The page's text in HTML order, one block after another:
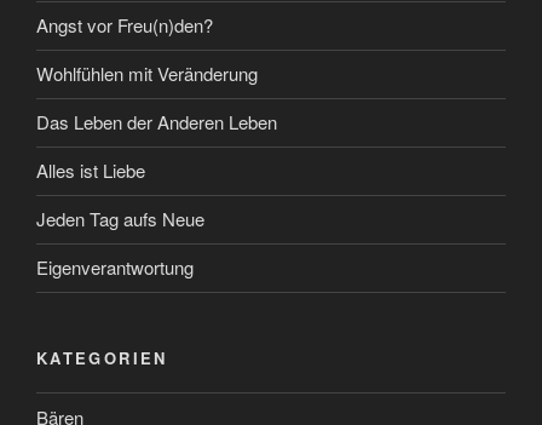
Angst vor Freu(n)den?
Wohlfühlen mit Veränderung
Das Leben der Anderen Leben
Alles ist Liebe
Jeden Tag aufs Neue
Eigenverantwortung
KATEGORIEN
Bären